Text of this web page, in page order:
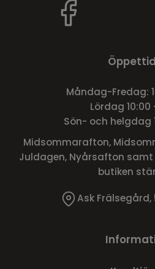
Måndag-Fredag:
Lördag 10:00
Sön- och helgdag
Midsommarafton,
Juldagen, Nyårsafton
butiken
Ask Frälsegård,